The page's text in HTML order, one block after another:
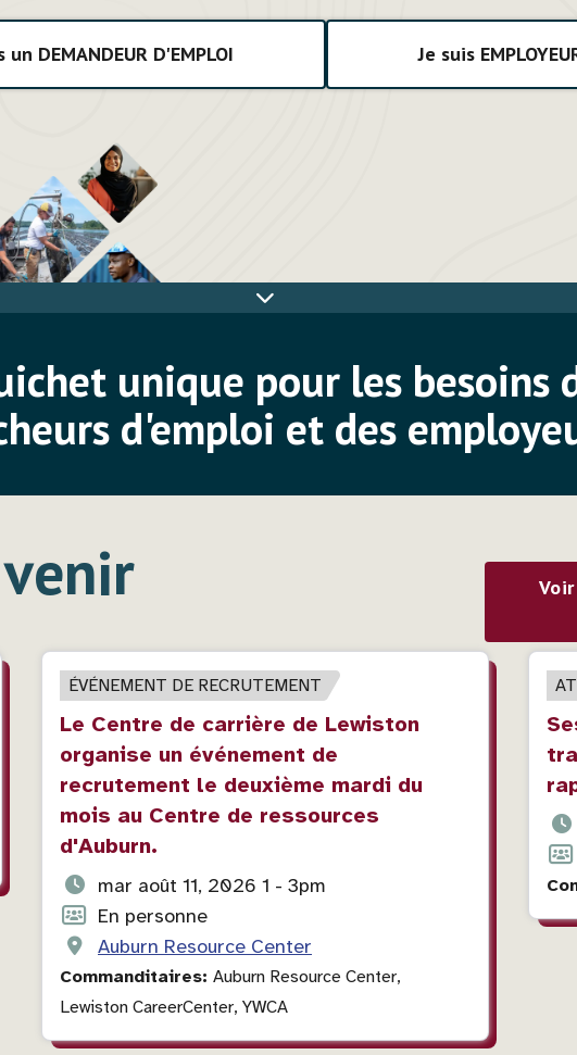
un DEMANDEUR D'EMPLOI Je suis
unique pour les besoins
d'emploi et des
TYPE
D'ÉVÉNEMENT
ÉVÉNEMENT DE RECRUTEMENT
Titre
de
l'événement
Le Centre de carrière de Lewiston
organise un événement de
recrutement le deuxième mardi du
mois au Centre de ressources
d'Auburn.
Date
et
heure
de
l'événement
mar août 11, 2026 1 - 3pm
Format
de
l'événement
En personne
Lieu
de
l'événement
Auburn Resource Center
Commanditaires: Auburn Resource Center,
Lewiston CareerCenter, YWCA
de
et
de
de